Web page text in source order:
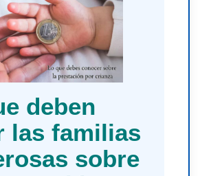
deben
las familias
sobre